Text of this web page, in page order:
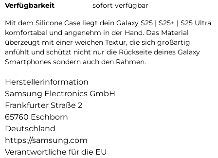
Verfügbarkeit
sofort verfügbar
Mit dem Silicone Case liegt dein Galaxy S25 | S25+ | S25 Ultra
komfortabel und angenehm in der Hand. Das Material
überzeugt mit einer weichen Textur, die sich großartig
anfühlt und schützt nicht nur die Rückseite deines Galaxy
Smartphones sondern auch den Rahmen.
Herstellerinformation
Samsung Electronics GmbH
Frankfurter Straße 2
65760 Eschborn
Deutschland
https://samsung.com
Verantwortliche für die EU